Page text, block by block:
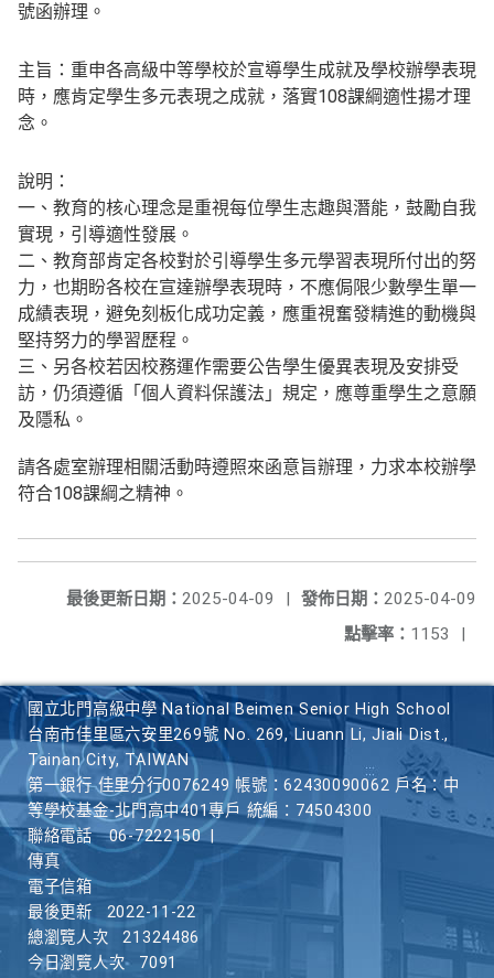
號函辦理。
主旨：重申各高級中等學校於宣導學生成就及學校辦學表現
時，應肯定學生多元表現之成就，落實108課綱適性揚才理
念。
說明：
一、教育的核心理念是重視每位學生志趣與潛能，鼓勵自我
實現，引導適性發展。
二、教育部肯定各校對於引導學生多元學習表現所付出的努
力，也期盼各校在宣達辦學表現時，不應侷限少數學生單一
成績表現，避免刻板化成功定義，應重視奮發精進的動機與
堅持努力的學習歷程。
三、另各校若因校務運作需要公告學生優異表現及安排受
訪，仍須遵循「個人資料保護法」規定，應尊重學生之意願
及隱私。
請各處室辦理相關活動時遵照來函意旨辦理，力求本校辦學
符合108課綱之精神。
發佈日期： 2025-04-09
最後更新日期： 2025-04-09
|
點擊率： 1153 |
國立北門高級中學 National Beimen Senior High School
台南市佳里區六安里269號 No. 269, Liuann Li, Jiali Dist.,
Tainan City, TAIWAN
第一銀行 佳里分行0076249 帳號：62430090062 戶名：中
等學校基金-北門高中401專戶 統編：74504300
聯絡電話
06-7222150
傳真
電子信箱
最後更新
2022-11-22
總瀏覽人次
21324486
今日瀏覽人次
7091